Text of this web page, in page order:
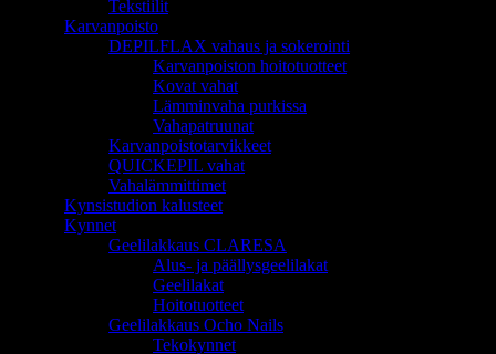
Tekstiilit
Karvanpoisto
DEPILFLAX vahaus ja sokerointi
Karvanpoiston hoitotuotteet
Kovat vahat
Lämminvaha purkissa
Vahapatruunat
Karvanpoistotarvikkeet
QUICKEPIL vahat
Vahalämmittimet
Kynsistudion kalusteet
Kynnet
Geelilakkaus CLARESA
Alus- ja päällysgeelilakat
Geelilakat
Hoitotuotteet
Geelilakkaus Ocho Nails
Tekokynnet